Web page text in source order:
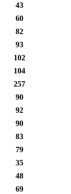
43
60
82
93
102
104
257
90
92
90
83
79
35
48
69